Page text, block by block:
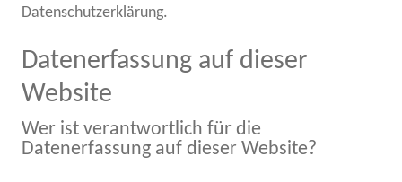
Datenschutzerklärung.
Datenerfassung auf dieser
Website
Wer ist verantwortlich für die
Datenerfassung auf dieser Website?